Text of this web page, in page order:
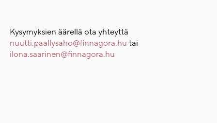
Kysymyksien äärellä ota yhteyttä
nuutti.paallysaho@finnagora.hu tai
ilona.saarinen@finnagora.hu